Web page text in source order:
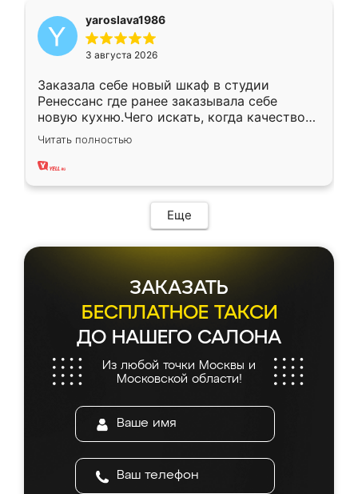
yaroslava1986
3 августа 2026
Заказала себе новый шкаф в студии
Ренессанс где ранее заказывала себе
новую кухню.Чего искать, когда качеством
вполне довольна. Служит кухня уже почти
два года, нареканий нет.
Читать полностью
Еще
ЗАКАЗАТЬ
БЕСПЛАТНОЕ ТАКСИ
ДО НАШЕГО САЛОНА
Из любой точки Москвы и
Московской области!